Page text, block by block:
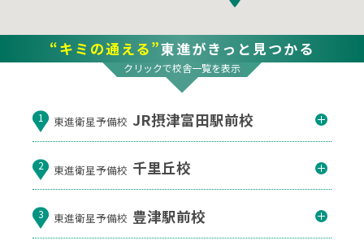
“キミの通える”東進がきっと見つかる
クリックで校舎一覧を表示
1 東進衛星予備校 JR摂津富田駅前校
2 東進衛星予備校 千里丘校
3 東進衛星予備校 豊津駅前校